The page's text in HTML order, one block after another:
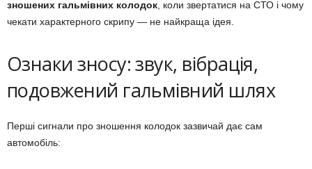
зношених гальмівних колодок , коли звертатися на СТО і чому
чекати характерного скрипу — не найкраща ідея.
Ознаки зносу: звук, вібрація,
подовжений гальмівний шлях
Перші сигнали про зношення колодок зазвичай дає сам
автомобіль: